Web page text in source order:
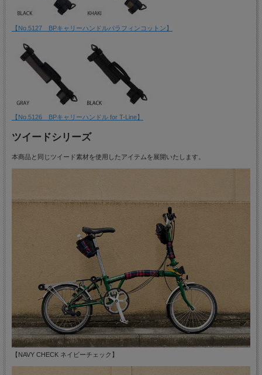
【No.5127 BPキャリーハンドルパラフィンコットン】
【No.5126 BPキャリーハンドル for T-Line】
ツイードシリーズ
本商品と同じツイード素材を使用したアイテムを展開いたします。
【NAVY CHECK ネイビーチェック】